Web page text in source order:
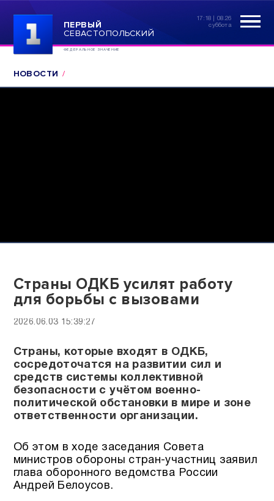
ПЕРВЫЙ
СЕВАСТОПОЛЬСКИЙ
ФЕДЕРАЛЬНОЕ ЗНАЧЕНИЕ
17:18 | 08.26
суббота
НОВОСТИ
Страны ОДКБ усилят работу
для борьбы с вызовами
2026.06.03 15:39:27
Страны, которые входят в ОДКБ,
сосредоточатся на развитии сил и
средств системы коллективной
безопасности с учётом военно-
политической обстановки в мире и зоне
ответственности организации.
Об этом в ходе заседания Совета
министров обороны стран-участниц заявил
глава оборонного ведомства России
Андрей Белоусов.